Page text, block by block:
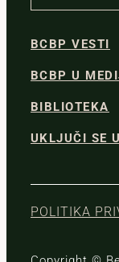
BCBP VESTI
BCBP U
BIBLIOTEKA
UKLJUČI SE
POLITIKA